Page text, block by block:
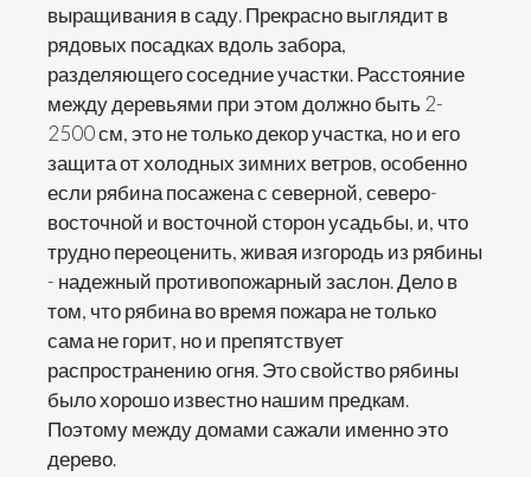
выращивания в саду. Прекрасно выглядит в
рядовых посадках вдоль забора,
разделяющего соседние участки. Расстояние
между деревьями при этом должно быть 2-
2500 см, это не только декор участка, но и его
защита от холодных зимних ветров, особенно
если рябина посажена с северной, северо-
восточной и восточной сторон усадьбы, и, что
трудно переоценить, живая изгородь из рябины
- надежный противопожарный заслон. Дело в
том, что рябина во время пожара не только
сама не горит, но и препятствует
распространению огня. Это свойство рябины
было хорошо известно нашим предкам.
Поэтому между домами сажали именно это
дерево.